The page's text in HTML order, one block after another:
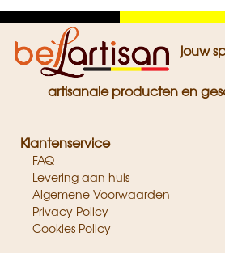
jouw
artisanale producten en
Klantenservice
FAQ
Levering aan huis
Algemene Voorwaarden
Privacy Policy
Cookies Policy